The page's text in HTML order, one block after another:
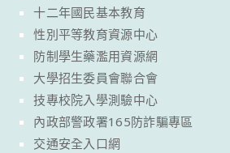
十二年國民基本教育
性別平等教育資源中心
防制學生藥濫用資源網
大學招生委員會聯合會
技專校院入學測驗中心
內政部警政署165防詐騙專區
交通安全入口網